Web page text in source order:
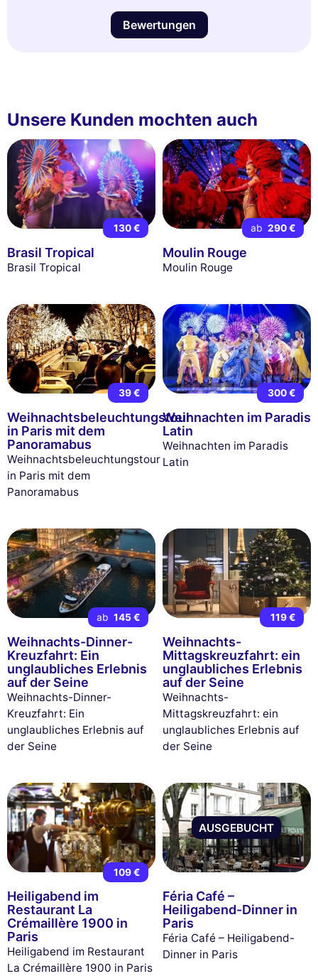
Bewertungen
Unsere Kunden mochten auch
130 €
Brasil Tropical
Brasil Tropical
ab 290 €
Moulin Rouge
Moulin Rouge
39 €
Weihnachtsbeleuchtungstour
in Paris mit dem
Panoramabus
Weihnachtsbeleuchtungstour
in Paris mit dem
Panoramabus
300 €
Weihnachten im Paradis
Latin
Weihnachten im Paradis
Latin
ab 145 €
Weihnachts-Dinner-
Kreuzfahrt: Ein
unglaubliches Erlebnis
auf der Seine
Weihnachts-Dinner-
Kreuzfahrt: Ein
unglaubliches Erlebnis auf
der Seine
119 €
Weihnachts-
Mittagskreuzfahrt: ein
unglaubliches Erlebnis
auf der Seine
Weihnachts-
Mittagskreuzfahrt: ein
unglaubliches Erlebnis auf
der Seine
109 €
Heiligabend im
Restaurant La
Crémaillère 1900 in
Paris
Heiligabend im Restaurant
La Crémaillère 1900 in Paris
AUSGEBUCHT
Féria Café –
Heiligabend-Dinner in
Paris
Féria Café – Heiligabend-
Dinner in Paris